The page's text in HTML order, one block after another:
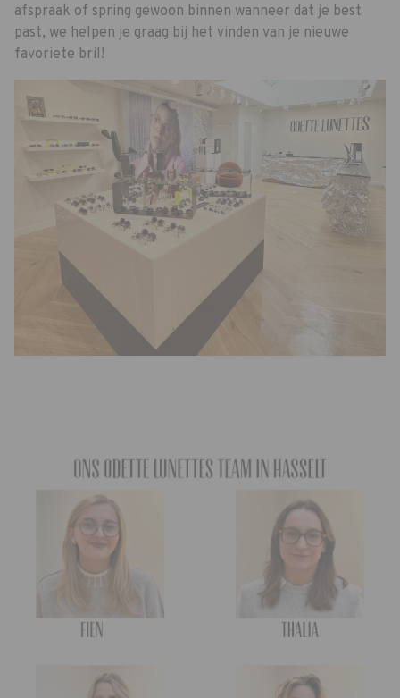
afspraak of spring gewoon binnen wanneer dat je best
past, we helpen je graag bij het vinden van je nieuwe
favoriete bril!